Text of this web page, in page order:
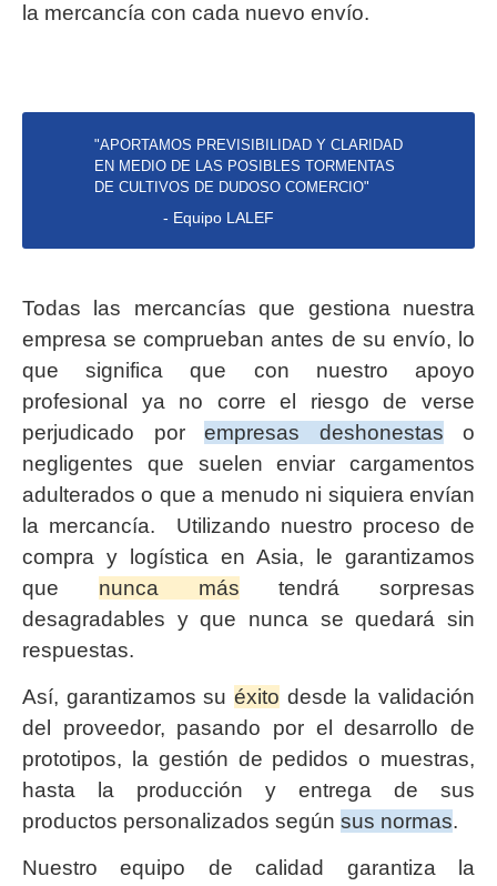
la mercancía con cada nuevo envío.
"APORTAMOS PREVISIBILIDAD Y CLARIDAD
EN MEDIO DE LAS POSIBLES TORMENTAS
DE CULTIVOS DE DUDOSO COMERCIO"
- Equipo LALEF
Todas las mercancías que gestiona nuestra
empresa se comprueban antes de su envío, lo
que significa que con nuestro apoyo
profesional ya no corre el riesgo de verse
perjudicado por empresas deshonestas o
negligentes que suelen enviar cargamentos
adulterados o que a menudo ni siquiera envían
la mercancía. Utilizando nuestro proceso de
compra y logística en Asia, le garantizamos
que nunca más tendrá sorpresas
desagradables y que nunca se quedará sin
respuestas.
Así, garantizamos su éxito desde la validación
del proveedor, pasando por el desarrollo de
prototipos, la gestión de pedidos o muestras,
hasta la producción y entrega de sus
productos personalizados según sus normas.
Nuestro equipo de calidad garantiza la